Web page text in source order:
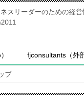
スリーダーのための経
fjconsultants（外
プ